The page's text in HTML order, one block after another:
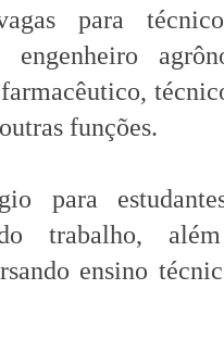
para
funções.
para
trabalho,
ensino